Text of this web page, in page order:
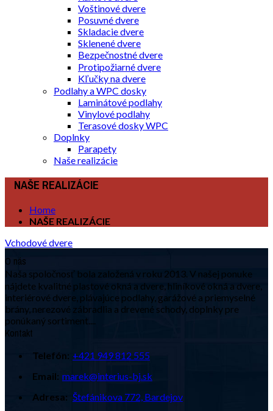
Voštinové dvere
Posuvné dvere
Skladacie dvere
Sklenené dvere
Bezpečnostné dvere
Protipožiarné dvere
Kľučky na dvere
Podlahy a WPC dosky
Laminátové podlahy
Vinylové podlahy
Terasové dosky WPC
Doplnky
Parapety
Naše realizácie
NAŠE REALIZÁCIE
Home
NAŠE REALIZÁCIE
Vchodové dvere
O nás
Naša spoločnosť bola založená v roku 2013. V našej ponuke
nájdete kvalitné plastové okná a dvere, hliníkové okná a dvere,
interiérové dvere, plávajúce podlahy, garážové a priemyselné
brány, nerezové zábradlia a drevené schody, doplnky pre
ponúkaný sortiment....
Kontakt
Telefón: +421 949 812 555
Email: marek@interius-bj.sk
Adresa: Štefánikova 772, Bardejov